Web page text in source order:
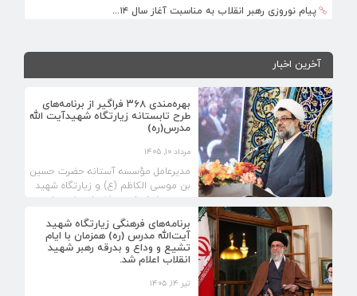
پیام نوروزی رهبر انقلاب به مناسبت آغاز سال ۱۴...
ماه مبارک رمضان، فرصتی طلایی برای تزکیه نفس، ...
اسفند ۵, ۱۴۰۴
آخرین اخبار
بهره‌مندی ۳۶۸ فراگیر از برنامه‌های
طرح تابستانه زیارتگاه شهیدآیت الله
مدرس(ره)
مرداد ۱۰, ۱۴۰۵
مدیرعامل مؤسسه آستانه حضرت حسین
بن موسی الکاظم (ع) و زیارتگاه شهید
مدرس، از اجرای موفق طرح غنی‌سازی
اوقات فراغت تابستان...
برنامه‌های فرهنگی زیارتگاه شهید
آیت‌الله مدرس (ره) همزمان با ایام
تشیع و وداع و بدرقه رهبر شهید
انقلاب اعلام شد.
تیر ۱۴, ۱۴۰۵